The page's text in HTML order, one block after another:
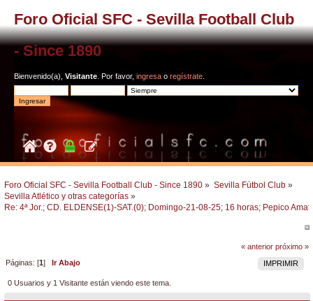
Foro Oficial SFC - Sevilla Football Club
- Since 1890
Bienvenido(a), Visitante . Por favor, ingresa o regístrate
Foro Oficial SFC - Sevilla Football Club - Since 1890 » Sevilla Fútbol Club »
Sevilla Atlético y otras categorías »
Re: 4ª Jor.; CD. ELDENSE(1)-SAT.(0); Domingo-21-08-25; 16 horas; Pepico Amat
« anterior próximo »
IMPRIMIR
Páginas: [1]Ir Abajo
0 Usuarios y 1 Visitante están viendo este tema.